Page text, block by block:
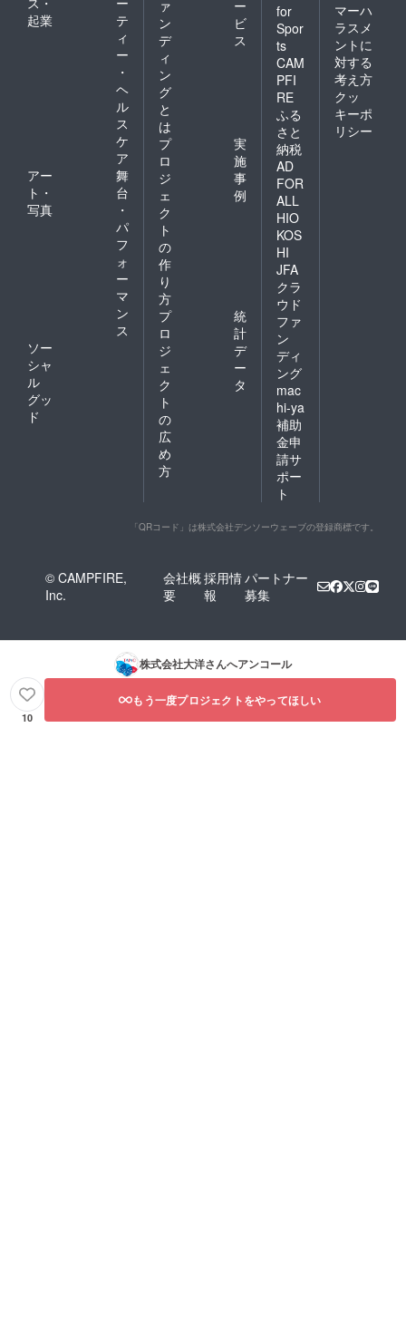
起業
テ
ィ
ー
・
ヘ
ル
ス
ケ
ア
アー
ト・
写真
舞
台
・
パ
フ
ォ
ー
マ
ン
ス
ソー
シャ
ル
グッ
ド
ァ
ン
デ
ィ
ン
グ
と
は
ー
ビ
ス
プ
ロ
ジ
ェ
ク
ト
の
作
り
方
実
施
事
例
プ
ロ
ジ
ェ
ク
ト
の
広
め
方
統
計
デ
ー
タ
for
Spor
ts
CAM
PFI
RE
ふる
さと
納税
AD
FOR
ALL
HIO
KOS
HI
JFA
クラ
ウド
ファ
ン
ディ
ング
mac
hi-ya
補助
金申
請サ
ポー
ト
マーハ
ラスメ
ントに
対する
考え方
クッ
キーポ
リシー
「QRコード」は株式会社デンソーウェーブの登録商標です。
© CAMPFIRE,
Inc.
会社概
要
採用情
報
パートナー
募集
株式会社大洋さんへアンコール
10
もう一度プロジェクトをやってほしい